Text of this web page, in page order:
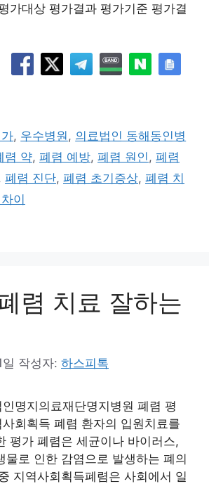
가대상 평가결과 평가기준 평가결
, 우수병원, 의료법인 동해동인병
렴 약, 폐렴 예방, 폐렴 원인, 폐렴
폐렴 진단, 폐렴 초기증상, 폐렴 치
이
렴 치료 잘하는
작성자: 하스피톡
명지의료재단명지병원 폐렴 평
회획득 폐렴 환자의 입원치료를
평가 폐렴은 세균이나 바이러스,
물로 인한 감염으로 발생하는 폐의
지역사회획득폐렴은 사회에서 일